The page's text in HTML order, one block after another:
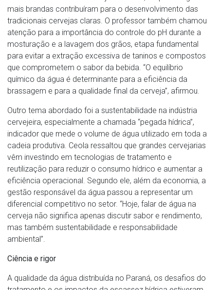
mais brandas contribuíram para o desenvolvimento das
tradicionais cervejas claras. O professor também chamou
atenção para a importância do controle do pH durante a
mosturação e a lavagem dos grãos, etapa fundamental
para evitar a extração excessiva de taninos e compostos
que comprometem o sabor da bebida. “O equilíbrio
químico da água é determinante para a eficiência da
brassagem e para a qualidade final da cerveja”, afirmou.
Outro tema abordado foi a sustentabilidade na indústria
cervejeira, especialmente a chamada “pegada hídrica”,
indicador que mede o volume de água utilizado em toda a
cadeia produtiva. Ceola ressaltou que grandes cervejarias
vêm investindo em tecnologias de tratamento e
reutilização para reduzir o consumo hídrico e aumentar a
eficiência operacional. Segundo ele, além da economia, a
gestão responsável da água passou a representar um
diferencial competitivo no setor. “Hoje, falar de água na
cerveja não significa apenas discutir sabor e rendimento,
mas também sustentabilidade e responsabilidade
ambiental”.
Ciência e rigor
A qualidade da água distribuída no Paraná, os desafios do